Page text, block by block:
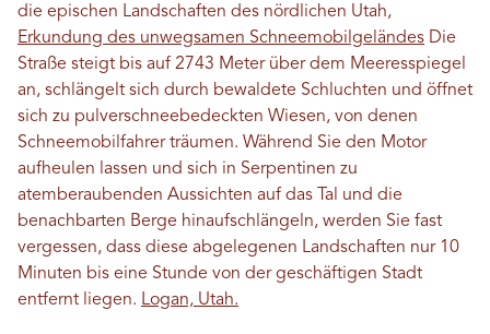
die epischen Landschaften des nördlichen Utah,
Erkundung des unwegsamen Schneemobilgeländes Die
Straße steigt bis auf 2743 Meter über dem Meeresspiegel
an, schlängelt sich durch bewaldete Schluchten und öffnet
sich zu pulverschneebedeckten Wiesen, von denen
Schneemobilfahrer träumen. Während Sie den Motor
aufheulen lassen und sich in Serpentinen zu
atemberaubenden Aussichten auf das Tal und die
benachbarten Berge hinaufschlängeln, werden Sie fast
vergessen, dass diese abgelegenen Landschaften nur 10
Minuten bis eine Stunde von der geschäftigen Stadt
entfernt liegen. Logan, Utah.